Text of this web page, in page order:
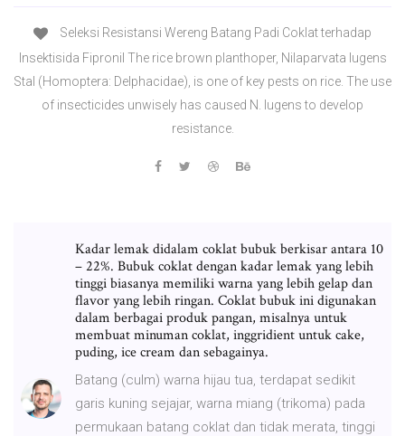
Seleksi Resistansi Wereng Batang Padi Coklat terhadap
Insektisida Fipronil The rice brown planthoper, Nilaparvata lugens
Stal (Homoptera: Delphacidae), is one of key pests on rice. The use
of insecticides unwisely has caused N. lugens to develop
resistance.
Kadar lemak didalam coklat bubuk berkisar antara 10
– 22%. Bubuk coklat dengan kadar lemak yang lebih
tinggi biasanya memiliki warna yang lebih gelap dan
flavor yang lebih ringan. Coklat bubuk ini digunakan
dalam berbagai produk pangan, misalnya untuk
membuat minuman coklat, inggridient untuk cake,
puding, ice cream dan sebagainya.
Batang (culm) warna hijau tua, terdapat sedikit
garis kuning sejajar, warna miang (trikoma) pada
permukaan batang coklat dan tidak merata, tinggi